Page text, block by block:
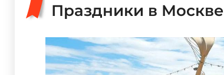
Праздники в Москве